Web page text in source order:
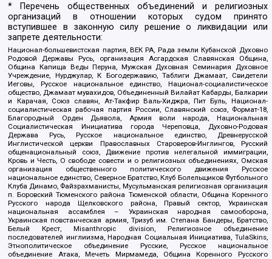
* Перечень общественных объединений и религиозных
организаций в отношении которых судом принято
вступившее в законную силу решение о ликвидации или
запрете деятельности:
Национал-большевистская партия, ВЕК РА, Рада земли Кубанской Духовно
Родовой Державы Русь, организация Асгардская Славянская Община,
Община Капища Веды Перуна, Мужская Духовная Семинария Духовное
Учреждение, Нурджулар, К Богодержавию, Таблиги Джамаат, Свидетели
Иеговы, Русское национальное единство, Национал-социалистическое
общество, Джамаат мувахидов, Объединенный Вилайат Кабарды, Балкарии
и Карачая, Союз славян, Ат-Такфир Валь-Хиджра, Пит Буль, Национал-
социалистическая рабочая партия России, Славянский союз, Формат-18,
Благородный Орден Дьявола, Армия воли народа, Национальная
Социалистическая Инициатива города Череповца, Духовно-Родовая
Держава Русь, Русское национальное единство, Древнерусской
Инглистической церкви Православных Староверов-Инглингов, Русский
общенациональный союз, Движение против нелегальной иммиграции,
Кровь и Честь, О свободе совести и о религиозных объединениях, Омская
организация общественного политического движения Русское
национальное единство, Северное Братство, Клуб Болельщиков Футбольного
Клуба Динамо, Файзрахманисты, Мусульманская религиозная организация
п. Боровский Тюменского района Тюменской области, Община Коренного
Русского народа Щелковского района, Правый сектор, Украинская
национальная ассамблея – Украинская народная самооборона,
Украинская повстанческая армия, Тризуб им. Степана Бандеры, Братство,
Белый Крест, Misanthropic division, Религиозное объединение
последователей инглиизма, Народная Социальная Инициатива, TulaSkins,
Этнополитическое объединение Русские, Русское национальное
объединение Атака, Мечеть Мирмамеда, Община Коренного Русского